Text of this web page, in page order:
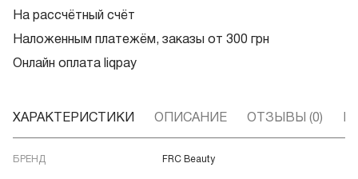
На рассчётный счёт
Наложенным платежём, заказы от 300 грн
Онлайн оплата liqpay
ХАРАКТЕРИСТИКИ ОПИСАНИЕ ОТЗЫВЫ (0)
БРЕНД FRC Beauty